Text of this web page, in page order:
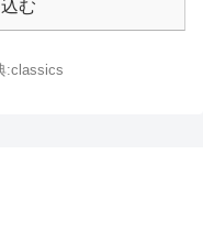
む
:classics